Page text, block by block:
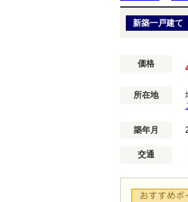
新築一戸建て
価格
所在地
築年月
交通